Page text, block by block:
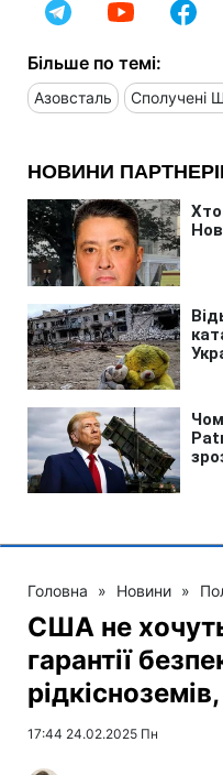
Більше по темі:
Азовсталь Сполучені
Головна » Новини »
США не
гарантії
17:44 24.02.2025 Пн